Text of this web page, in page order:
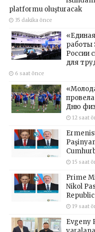
platformu oluşturacak
35 dakika önce
работы
России
для
6 saat önce
Дню
12 saat
15 saat
Prime
Nikol
19 saat
Evgeny